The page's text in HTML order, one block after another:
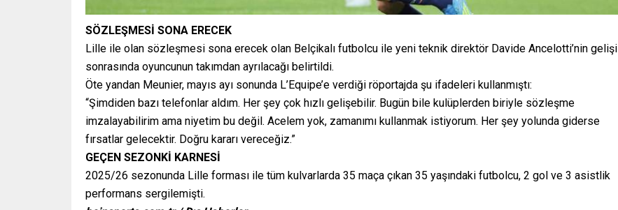
SÖZLEŞMESİ SONA ERECEK
Lille ile olan sözleşmesi sona erecek olan Belçikalı futbolcu ile yeni teknik direktör Davide Ancelotti’nin gelişi
sonrasında oyuncunun takımdan ayrılacağı belirtildi.
Öte yandan Meunier, mayıs ayı sonunda L’Equipe’e verdiği röportajda şu ifadeleri kullanmıştı:
“Şimdiden bazı telefonlar aldım. Her şey çok hızlı gelişebilir. Bugün bile kulüplerden biriyle sözleşme
imzalayabilirim ama niyetim bu değil. Acelem yok, zamanımı kullanmak istiyorum. Her şey yolunda giderse
fırsatlar gelecektir. Doğru kararı vereceğiz.”
GEÇEN SEZONKİ KARNESİ
2025/26 sezonunda Lille forması ile tüm kulvarlarda 35 maça çıkan 35 yaşındaki futbolcu, 2 gol ve 3 asistlik
performans sergilemişti.